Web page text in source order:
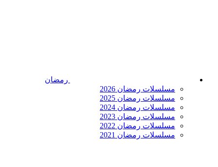
رمضان
مسلسلات رمضان 2026
مسلسلات رمضان 2025
مسلسلات رمضان 2024
مسلسلات رمضان 2023
مسلسلات رمضان 2022
مسلسلات رمضان 2021